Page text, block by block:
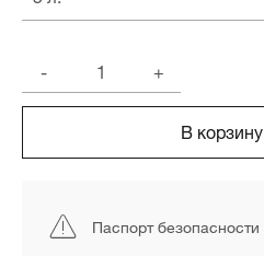
-
+
В корзину
Паспорт безопасности